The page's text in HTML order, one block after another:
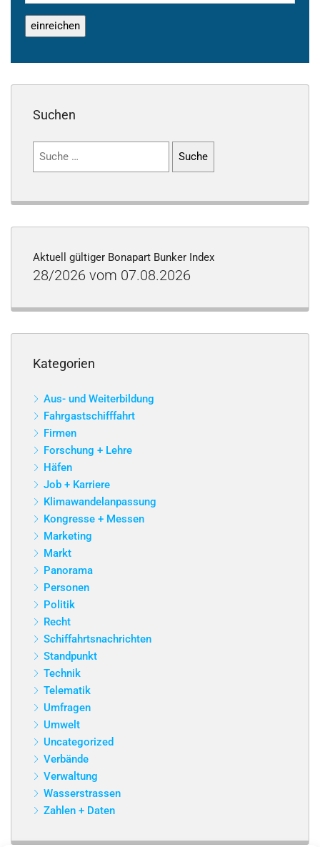
Suchen
Suchen
Aktuell gültiger Bonapart Bunker Index
28/2026 vom 07.08.2026
Kategorien
Aus- und Weiterbildung
Fahrgastschifffahrt
Firmen
Forschung + Lehre
Häfen
Job + Karriere
Klimawandelanpassung
Kongresse + Messen
Marketing
Markt
Panorama
Personen
Politik
Recht
Schiffahrtsnachrichten
Standpunkt
Technik
Telematik
Umfragen
Umwelt
Uncategorized
Verbände
Verwaltung
Wasserstrassen
Zahlen + Daten